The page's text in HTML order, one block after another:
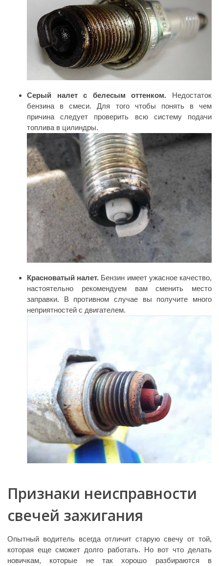
Серый налет с белесым оттенком. Недостаток
бензина в смеси. Для того чтобы понять в чем
причина следует проверить всю систему подачи
топлива в цилиндры.
Красноватый налет. Бензин имеет ужасное качество,
настоятельно рекомендуем вам сменить место
заправки. В противном случае вы получите много
неприятностей с двигателем.
Признаки неисправности
свечей зажигания
Опытный водитель всегда отличит старую свечу от той,
которая еще сможет долго работать. Но вот что делать
новичкам, которые не так хорошо разбираются в